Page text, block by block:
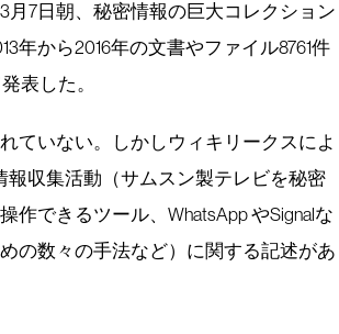
月7日朝、秘密情報の巨大コレクション
年から2016年の文書やファイル8761件
表した。
ていない。しかしウィキリークスによ
収集活動（サムスン製テレビを秘密
できるツール、WhatsApp やSignalな
の数々の手法など）に関する記述があ